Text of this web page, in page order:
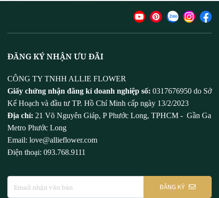
ĐĂNG KÝ NHẬN ƯU ĐÃI
CÔNG TY TNHH ALLIE FLOWER
Giấy chứng nhận đăng kí doanh nghiệp số: 0317676950 do Sở
Kế Hoạch và đầu tư TP. Hồ Chí Minh cấp ngày 13/2/2023
Địa chỉ: 21 Võ Nguyên Giáp, P Phước Long, TPHCM - Gần Ga
Metro Phước Long
Email: love@allieflower.com
Điện thoại: 093.768.9111
ĐĂNG KÝ